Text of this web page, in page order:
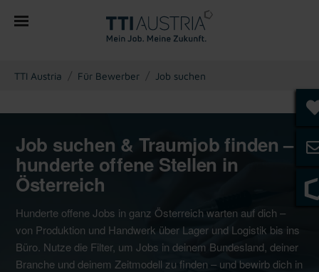
You are here:
TTI Austria Für Bewerber Job suchen
Job suchen & Traumjob finden –
hunderte offene Stellen in
Österreich
Hunderte offene Jobs in ganz Österreich warten auf dich –
von Produktion und Handwerk über Lager und Logistik bis ins
Büro. Nutze die Filter, um Jobs in deinem Bundesland, deiner
Branche und deinem Zeitmodell zu finden – und bewirb dich in